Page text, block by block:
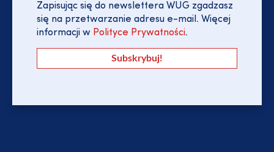
Zapisując się do newslettera WUG zgadzasz
się na przetwarzanie adresu e-mail. Więcej
informacji w Polityce Prywatności.